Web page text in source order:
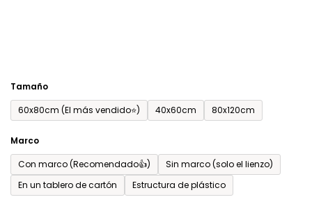
Tamaño
60x80cm (El más vendido⭐)
40x60cm 80x120cm
Marco
Con marco (Recomendado👍)
Sin marco (solo el lienzo)
En un tablero de cartón
Estructura de plástico